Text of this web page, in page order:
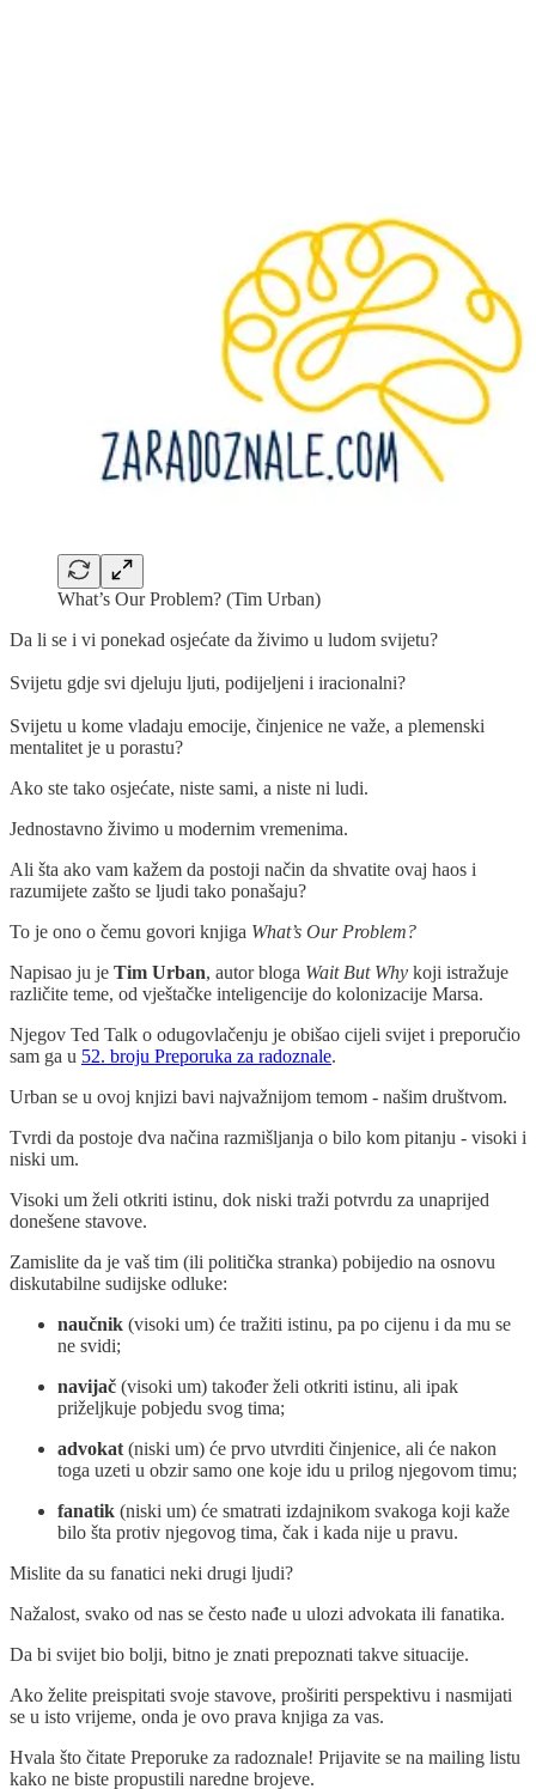
What’s Our Problem? (Tim Urban)
Da li se i vi ponekad osjećate da živimo u ludom svijetu?
Svijetu gdje svi djeluju ljuti, podijeljeni i iracionalni?
Svijetu u kome vladaju emocije, činjenice ne važe, a plemenski
mentalitet je u porastu?
Ako ste tako osjećate, niste sami, a niste ni ludi.
Jednostavno živimo u modernim vremenima.
Ali šta ako vam kažem da postoji način da shvatite ovaj haos i
razumijete zašto se ljudi tako ponašaju?
To je ono o čemu govori knjiga What’s Our Problem?
Napisao ju je Tim Urban, autor bloga Wait But Why koji istražuje
različite teme, od vještačke inteligencije do kolonizacije Marsa.
Njegov Ted Talk o odugovlačenju je obišao cijeli svijet i preporučio
sam ga u 52. broju Preporuka za radoznale.
Urban se u ovoj knjizi bavi najvažnijom temom - našim društvom.
Tvrdi da postoje dva načina razmišljanja o bilo kom pitanju - visoki i
niski um.
Visoki um želi otkriti istinu, dok niski traži potvrdu za unaprijed
donešene stavove.
Zamislite da je vaš tim (ili politička stranka) pobijedio na osnovu
diskutabilne sudijske odluke:
naučnik (visoki um) će tražiti istinu, pa po cijenu i da mu se
ne svidi;
navijač (visoki um) također želi otkriti istinu, ali ipak
priželjkuje pobjedu svog tima;
advokat (niski um) će prvo utvrditi činjenice, ali će nakon
toga uzeti u obzir samo one koje idu u prilog njegovom timu;
fanatik (niski um) će smatrati izdajnikom svakoga koji kaže
bilo šta protiv njegovog tima, čak i kada nije u pravu.
Mislite da su fanatici neki drugi ljudi?
Nažalost, svako od nas se često nađe u ulozi advokata ili fanatika.
Da bi svijet bio bolji, bitno je znati prepoznati takve situacije.
Ako želite preispitati svoje stavove, proširiti perspektivu i nasmijati
se u isto vrijeme, onda je ovo prava knjiga za vas.
Hvala što čitate Preporuke za radoznale! Prijavite se na mailing listu
kako ne biste propustili naredne brojeve.